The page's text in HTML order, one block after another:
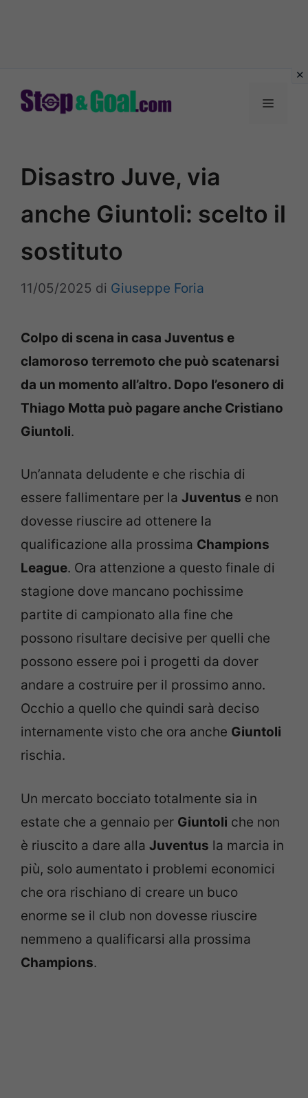
Menu
Disastro Juve, via
anche Giuntoli: scelto il
sostituto
11/05/2025 di Giuseppe Foria
Colpo di scena in casa Juventus e
clamoroso terremoto che può scatenarsi
da un momento all’altro. Dopo l’esonero di
Thiago Motta può pagare anche Cristiano
Giuntoli.
Un’annata deludente e che rischia di
essere fallimentare per la Juventus e non
dovesse riuscire ad ottenere la
qualificazione alla prossima Champions
League. Ora attenzione a questo finale di
stagione dove mancano pochissime
partite di campionato alla fine che
possono risultare decisive per quelli che
possono essere poi i progetti da dover
andare a costruire per il prossimo anno.
Occhio a quello che quindi sarà deciso
internamente visto che ora anche Giuntoli
rischia.
Un mercato bocciato totalmente sia in
estate che a gennaio per Giuntoli che non
è riuscito a dare alla Juventus la marcia in
più, solo aumentato i problemi economici
che ora rischiano di creare un buco
enorme se il club non dovesse riuscire
nemmeno a qualificarsi alla prossima
Champions.